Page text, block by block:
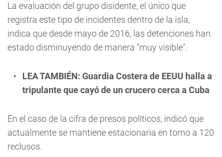
La evaluación del grupo disidente, el único que
registra este tipo de incidentes dentro de la isla,
indica que desde mayo de 2016, las detenciones han
estado disminuyendo de manera "muy visible".
LEA TAMBIÉN: Guardia Costera de EEUU halla a
tripulante que cayó de un crucero cerca a Cuba
En el caso de la cifra de presos políticos, indicó que
actualmente se mantiene estacionaria en torno a 120
reclusos.